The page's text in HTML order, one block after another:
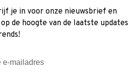
je in voor onze nieuwsbrief en
de hoogte van de laatste updates